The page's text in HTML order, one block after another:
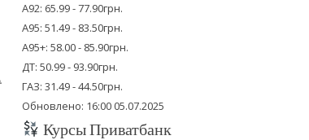
А92: 65.99 - 77.90грн.
А95: 51.49 - 83.50грн.
А95+: 58.00 - 85.90грн.
ДТ: 50.99 - 93.90грн.
ГАЗ: 31.49 - 44.50грн.
Обновлено: 16:00 05.07.2025
Курсы Приватбанк